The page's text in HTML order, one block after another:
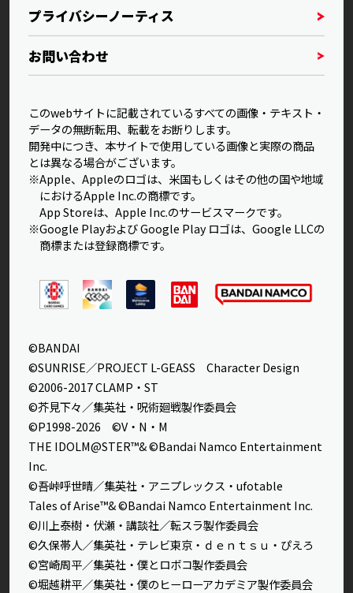
プライバシーノーティス
お問い合わせ
このwebサイトに記載されているすべての画像・テキスト・
データの無断転用、転載をお断りします。
開発中につき、本サイトで使用している画像と実際の商品
とは異なる場合がございます。
※Apple、Appleのロゴは、米国もしくはその他の国や地域
におけるApple Inc.の商標です。
App Storeは、Apple Inc.のサービスマークです。
※Google Playおよび Google Play ロゴは、Google LLCの
商標または登録商標です。
©BANDAI
©SUNRISE／PROJECT L-GEASS Character Design
©2006-2017 CLAMP・ST
©芥見下々／集英社・呪術廻戦製作委員会
©P1998-2026 ©V・N・M
THE IDOLM@STER™& ©Bandai Namco Entertainment
Inc.
©吾峠呼世晴／集英社・アニプレックス・ufotable
Tales of Arise™& ©Bandai Namco Entertainment Inc.
©川上泰樹・伏瀬・講談社／転スラ製作委員会
©久保帯人／集英社・テレビ東京・ｄｅｎｔｓｕ・ぴえろ
©宮崎周平／集英社・僕とロボコ製作委員会
©堀越耕平／集英社・僕のヒーローアカデミア製作委員会